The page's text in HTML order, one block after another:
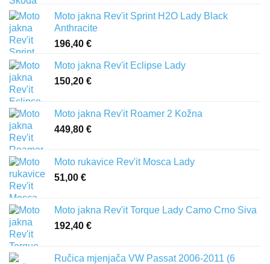
Moto jakna Rev'it Sprint H2O Lady Black
Anthracite
196,40 €
Moto jakna Rev'it Eclipse Lady
150,20 €
Moto jakna Rev'it Roamer 2 Kožna
449,80 €
Moto rukavice Rev'it Mosca Lady
51,00 €
Moto jakna Rev'it Torque Lady Camo Crno Siva
192,40 €
Ručica mjenjača VW Passat 2006-2011 (6